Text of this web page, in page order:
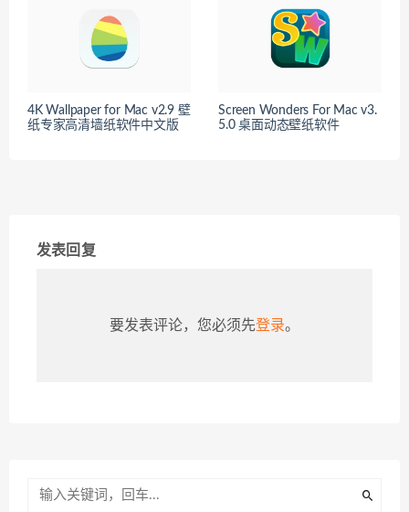
4K Wallpaper for Mac v2.9 壁
纸专家高清墙纸软件中文版
Screen Wonders For Mac v3.
5.0 桌面动态壁纸软件
发表回复
要发表评论，您必须先登录。